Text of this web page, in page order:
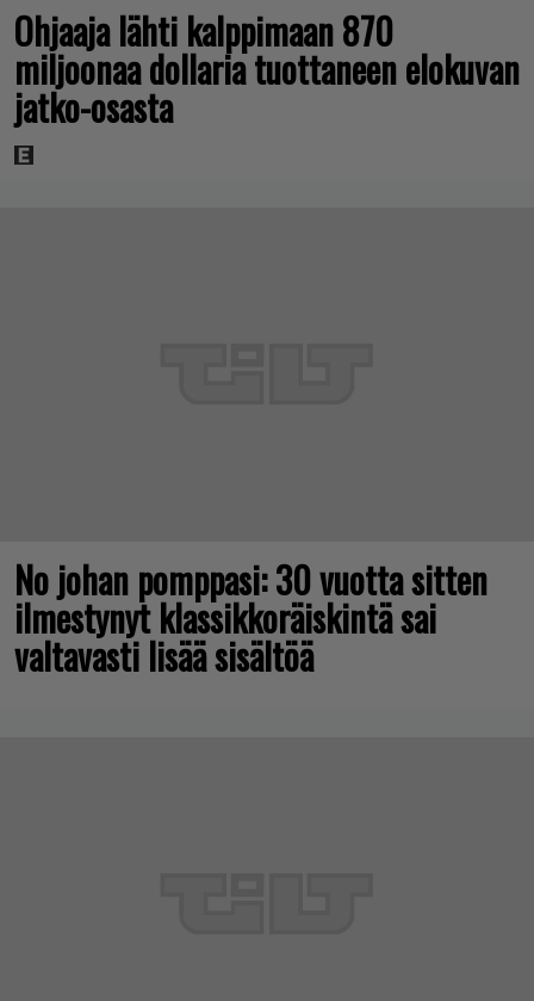
Ohjaaja lähti kalppimaan 870
miljoonaa dollaria tuottaneen elokuvan
jatko-osasta
No johan pomppasi: 30 vuotta sitten
ilmestynyt klassikkoräiskintä sai
valtavasti lisää sisältöä